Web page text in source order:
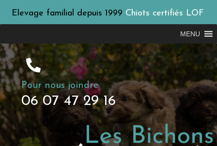
Elevage familial depuis 1999 Chiots certifiés LOF
MENU
Pour nous joindre
06 07 47 29 16